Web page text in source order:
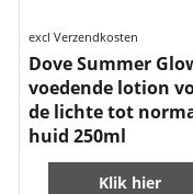
excl Verzendkosten
Dove Summer
voedende lotion
de lichte tot
huid 250ml
Klik hier